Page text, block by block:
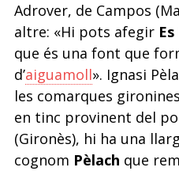
Adrover, de Campos
altre: «Hi pots afegir
que és una font que
d’aiguamoll». Ignasi
les comarques
en tinc provinent del
(Gironès), hi ha una
cognom Pèlach que